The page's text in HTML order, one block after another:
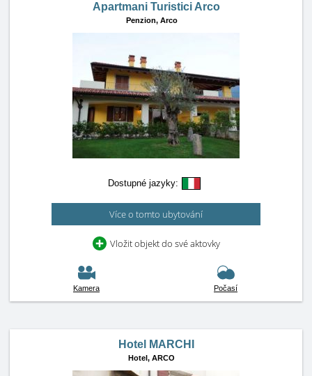
Apartmani Turistici Arco
Penzion, Arco
Dostupné jazyky:
Více o tomto ubytování
Vložit objekt do své aktovky
Kamera Počasí
Hotel MARCHI
Hotel, ARCO